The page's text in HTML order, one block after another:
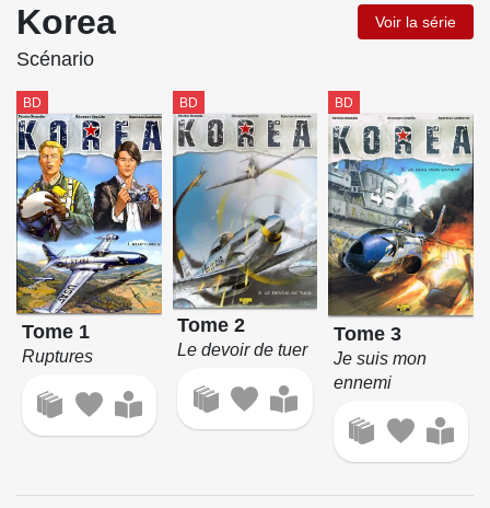
Korea Voir la série
Scénario
BD
Tome 1
Ruptures
BD
Tome 2
Le devoir de tuer
BD
Tome 3
Je suis mon
ennemi